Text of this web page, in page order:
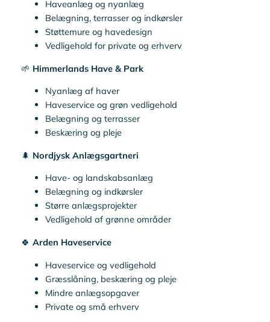
Haveanlæg og nyanlæg
Belægning, terrasser og indkørsler
Støttemure og havedesign
Vedligehold for private og erhverv
🌱 Himmerlands Have & Park
Nyanlæg af haver
Haveservice og grøn vedligehold
Belægning og terrasser
Beskæring og pleje
🌲 Nordjysk Anlægsgartneri
Have- og landskabsanlæg
Belægning og indkørsler
Større anlægsprojekter
Vedligehold af grønne områder
🍀 Arden Haveservice
Haveservice og vedligehold
Græsslåning, beskæring og pleje
Mindre anlægsopgaver
Private og små erhverv